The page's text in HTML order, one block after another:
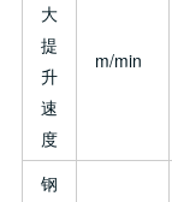
大
提
升
速
度
m/min
钢